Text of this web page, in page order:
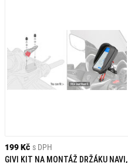
199 Kč s DPH
GIVI KIT NA MONTÁŽ DRŽÁKU NAVI,